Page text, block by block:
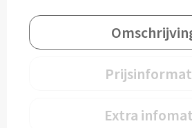
Lunchboxen bedrukken
Lunchbekers bedrukken
Voedselcontainers bedrukken
Extra